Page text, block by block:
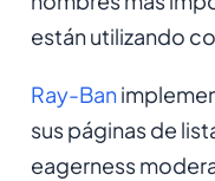
están utilizando
Ray-Ban
sus páginas de
eagerness